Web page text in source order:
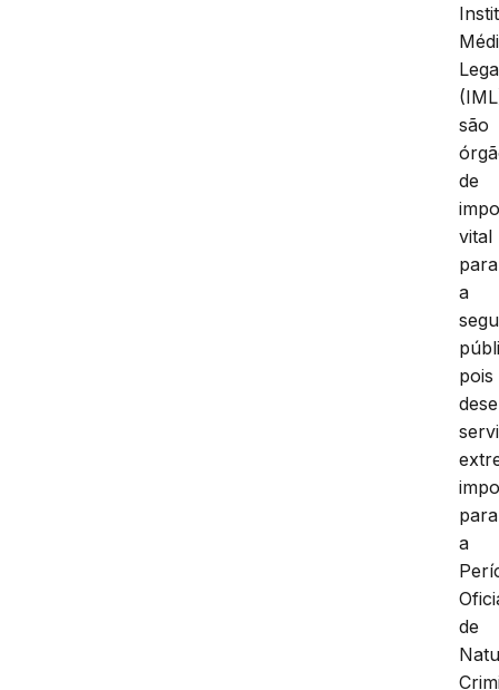
são
de
vital
para
a
pois
para
a
de